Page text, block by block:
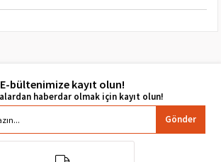
E-bültenimize kayıt olun!
Gönder